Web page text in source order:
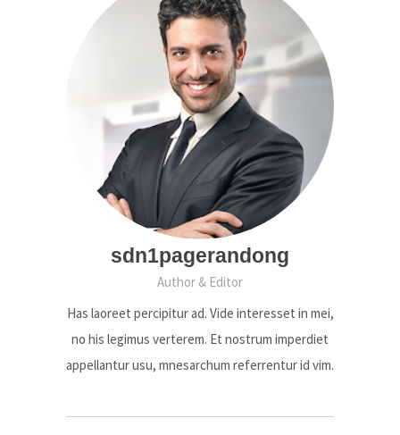
sdn1pagerandong
Author & Editor
Has laoreet percipitur ad. Vide interesset in mei,
no his legimus verterem. Et nostrum imperdiet
appellantur usu, mnesarchum referrentur id vim.